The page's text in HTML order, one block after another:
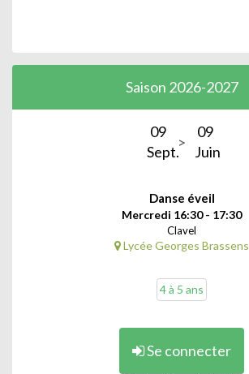
Saison 2026-2027
09
Sept.
09
Juin
Danse éveil
Mercredi 16:30 - 17:30
Clavel
Lycée Georges Brassens
4 à 5 ans
Se connecter